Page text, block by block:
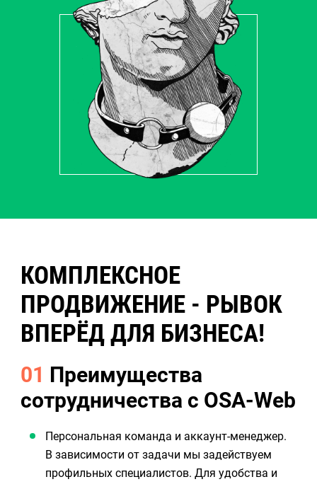
КОМПЛЕКСНОЕ
ПРОДВИЖЕНИЕ - РЫВОК
ВПЕРЁД ДЛЯ БИЗНЕСА!
01 Преимущества
сотрудничества с OSA-Web
Персональная команда и аккаунт-менеджер.
В зависимости от задачи мы задействуем
профильных специалистов. Для удобства и